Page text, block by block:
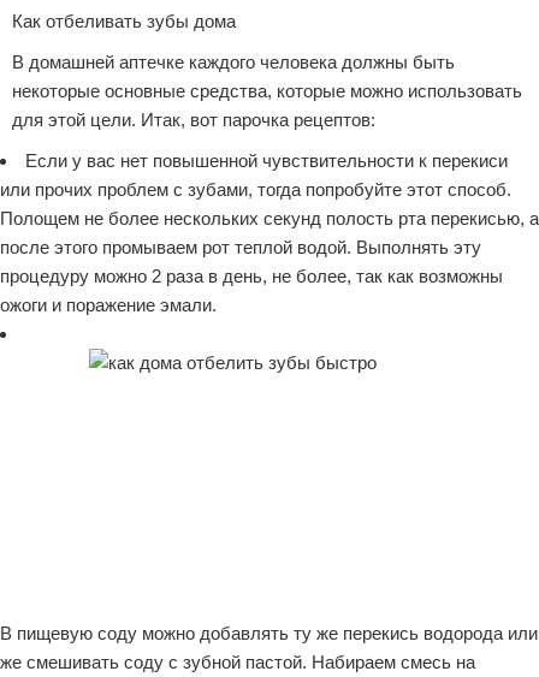
Как отбеливать зубы дома
В домашней аптечке каждого человека должны быть
некоторые основные средства, которые можно использовать
для этой цели. Итак, вот парочка рецептов:
Если у вас нет повышенной чувствительности к перекиси
или прочих проблем с зубами, тогда попробуйте этот способ.
Полощем не более нескольких секунд полость рта перекисью, а
после этого промываем рот теплой водой. Выполнять эту
процедуру можно 2 раза в день, не более, так как возможны
ожоги и поражение эмали.
В пищевую соду можно добавлять ту же перекись водорода или
же смешивать соду с зубной пастой. Набираем смесь на